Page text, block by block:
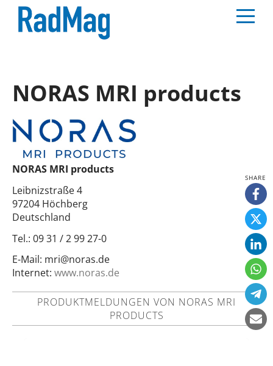
NORAS MRI products
NORAS MRI products
Leibnizstraße 4
97204 Höchberg
Deutschland
Tel.: 09 31 / 2 99 27-0
E-Mail: mri@noras.de
Internet: www.noras.de
PRODUKTMELDUNGEN VON NORAS MRI
PRODUCTS